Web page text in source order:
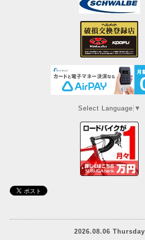
Select Language ▼
2026.08.06 Thursday